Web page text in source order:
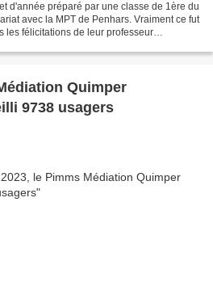
d'année préparé par une classe de 1ère du
avec la MPT de Penhars. Vraiment ce fut
les félicitations de leur professeur
Quimper
9738 usagers